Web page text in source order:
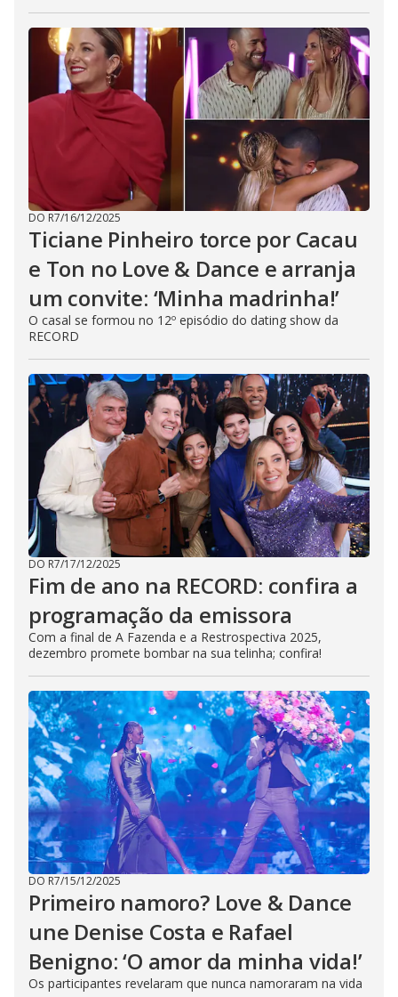
DO R7/16/12/2025
Ticiane Pinheiro torce por Cacau
e Ton no Love & Dance e arranja
um convite: ‘Minha madrinha!’
O casal se formou no 12º episódio do dating show da
RECORD
DO R7/17/12/2025
Fim de ano na RECORD: confira a
programação da emissora
Com a final de A Fazenda e a Restrospectiva 2025,
dezembro promete bombar na sua telinha; confira!
DO R7/15/12/2025
Primeiro namoro? Love & Dance
une Denise Costa e Rafael
Benigno: ‘O amor da minha vida!’
Os participantes revelaram que nunca namoraram na vida